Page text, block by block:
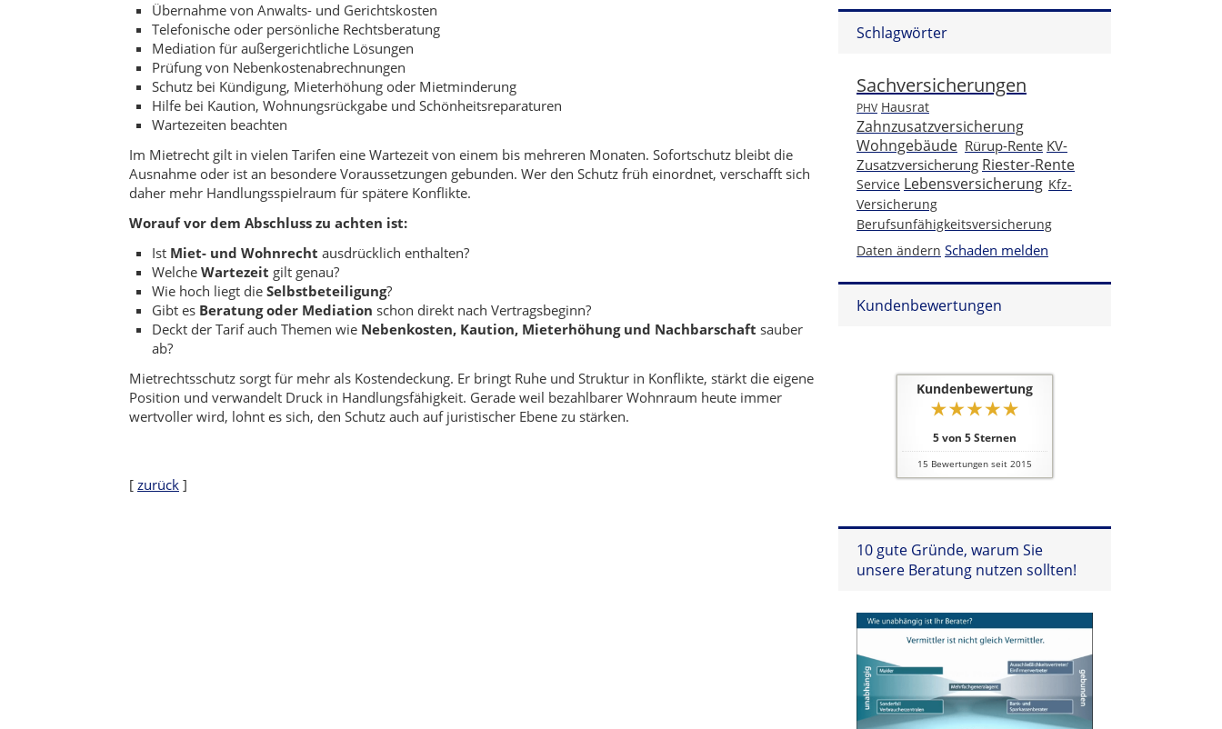
Schlagwörter
Sachversicherungen
PHV Hausrat
Zahnzusatzversicherung
Wohngebäude Rürup-Rente KV-
Zusatzversicherung Riester-Rente
Service Lebensversicherung Kfz-
Versicherung
Berufsunfähigkeitsversicherung
Daten ändern Schaden melden
Kundenbewertungen
Kundenbewertung
5von 5Sternen
15 Bewertungen seit 2015
10 gute Gründe, warum Sie
unsere Beratung nutzen sollten!
Übernahme von Anwalts- und Gerichtskosten
Telefonische oder persönliche Rechtsberatung
Mediation für außergerichtliche Lösungen
Prüfung von Nebenkostenabrechnungen
Schutz bei Kündigung, Mieterhöhung oder Mietminderung
Hilfe bei Kaution, Wohnungsrückgabe und Schönheitsreparaturen
Wartezeiten beachten
Im Mietrecht gilt in vielen Tarifen eine Wartezeit von einem bis mehreren Monaten. Sofortschutz bleibt die
Ausnahme oder ist an besondere Voraussetzungen gebunden. Wer den Schutz früh einordnet, verschafft sich
daher mehr Handlungsspielraum für spätere Konflikte.
Worauf vor dem Abschluss zu achten ist:
Ist Miet- und Wohnrecht ausdrücklich enthalten?
Welche Wartezeit gilt genau?
Wie hoch liegt die Selbstbeteiligung?
Gibt es Beratung oder Mediation schon direkt nach Vertragsbeginn?
Deckt der Tarif auch Themen wie Nebenkosten, Kaution, Mieterhöhung und Nachbarschaft sauber
ab?
Mietrechtsschutz sorgt für mehr als Kostendeckung. Er bringt Ruhe und Struktur in Konflikte, stärkt die eigene
Position und verwandelt Druck in Handlungsfähigkeit. Gerade weil bezahlbarer Wohnraum heute immer
wertvoller wird, lohnt es sich, den Schutz auch auf juristischer Ebene zu stärken.
[ zurück ]